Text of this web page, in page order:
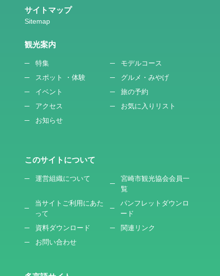
サイトマップ
観光案内
特集
モデルコース
スポット ・体験
グルメ・みやげ
イベント
旅の予約
アクセス
お気に入りリスト
お知らせ
このサイトについて
運営組織について
宮崎市観光協会会員一
覧
当サイトご利用にあた
って
パンフレットダウンロ
ード
資料ダウンロード
関連リンク
お問い合わせ